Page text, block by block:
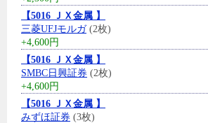
【5016 ＪＸ金属 】
三菱UFJモルガ(2枚)
+4,600円
【5016 ＪＸ金属 】
SMBC日興証券 (2枚)
+4,600円
【5016 ＪＸ金属 】
みずほ証券 (3枚)